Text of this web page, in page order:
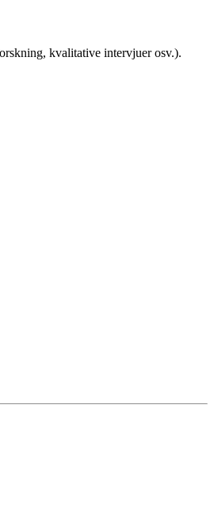
kvalitative intervjuer osv.).